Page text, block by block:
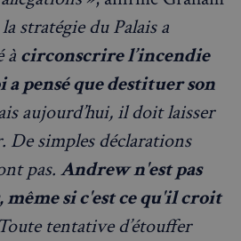
stratégie du Palais a
à circonscrire l’incendie
a pensé que destituer son
aujourd’hui, il doit laisser
simples déclarations
pas. Andrew n'est pas
même si c'est ce qu'il croit
tentative d’étouffer